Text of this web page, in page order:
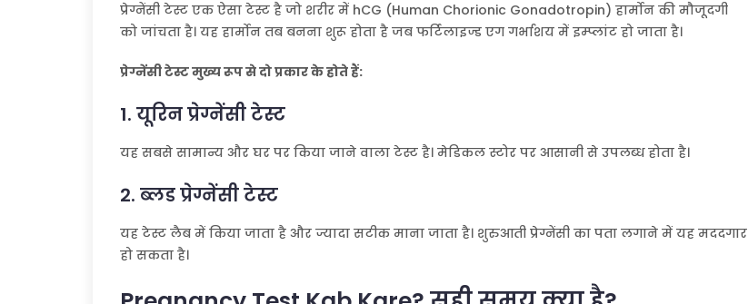
प्रेग्नेंसी टेस्ट एक ऐसा टेस्ट है जो शरीर में hCG (Human Chorionic Gonadotropin) हार्मोन की मौजूदगी
को जांचता है। यह हार्मोन तब बनना शुरू होता है जब फर्टिलाइज्ड एग गर्भाशय में इम्प्लांट हो जाता है।
प्रेग्नेंसी टेस्ट मुख्य रूप से दो प्रकार के होते हैं:
1. यूरिन प्रेग्नेंसी टेस्ट
यह सबसे सामान्य और घर पर किया जाने वाला टेस्ट है। मेडिकल स्टोर पर आसानी से उपलब्ध होता है।
2. ब्लड प्रेग्नेंसी टेस्ट
यह टेस्ट लैब में किया जाता है और ज्यादा सटीक माना जाता है। शुरुआती प्रेग्नेंसी का पता लगाने में यह मददगार
हो सकता है।